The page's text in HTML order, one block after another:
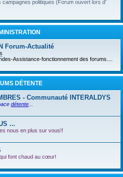
campagnes politiques (Forum ouvert lors d'
Forum-Actualité
Assistance-fonctionnement des forums....
DÉTENTE
- Communauté INTERALDYS
détente
...
nous en plus sur vous!!
font chaud au cœur!